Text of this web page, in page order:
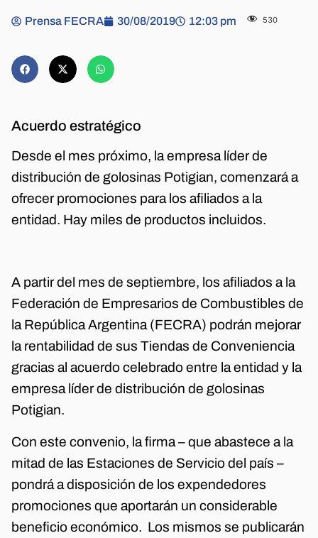
Prensa FECRA 30/08/2019 12:03 pm 530
Acuerdo estratégico
Desde el mes próximo, la empresa líder de
distribución de golosinas Potigian, comenzará a
ofrecer promociones para los afiliados a la
entidad. Hay miles de productos incluidos.
A partir del mes de septiembre, los afiliados a la
Federación de Empresarios de Combustibles de
la República Argentina (FECRA) podrán mejorar
la rentabilidad de sus Tiendas de Conveniencia
gracias al acuerdo celebrado entre la entidad y la
empresa líder de distribución de golosinas
Potigian.
Con este convenio, la firma – que abastece a la
mitad de las Estaciones de Servicio del país –
pondrá a disposición de los expendedores
promociones que aportarán un considerable
beneficio económico. Los mismos se publicarán